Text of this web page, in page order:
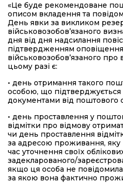
«Це буде рекомендоване
описом вкладення та
День явки за викликом
військовозобов’язаного
дня від дня надсилання
підтвердженням оповіщення
військовозобов’язаного
цьому разі є:
• день отримання такого
особою, що підтверджується
документами від поштового
• день проставлення у
відмітки про відмову
чи день проставлення
за адресою проживання, яку
час уточнення своїх
задекларованого/
якщо ця особа не
за якою вона фактично